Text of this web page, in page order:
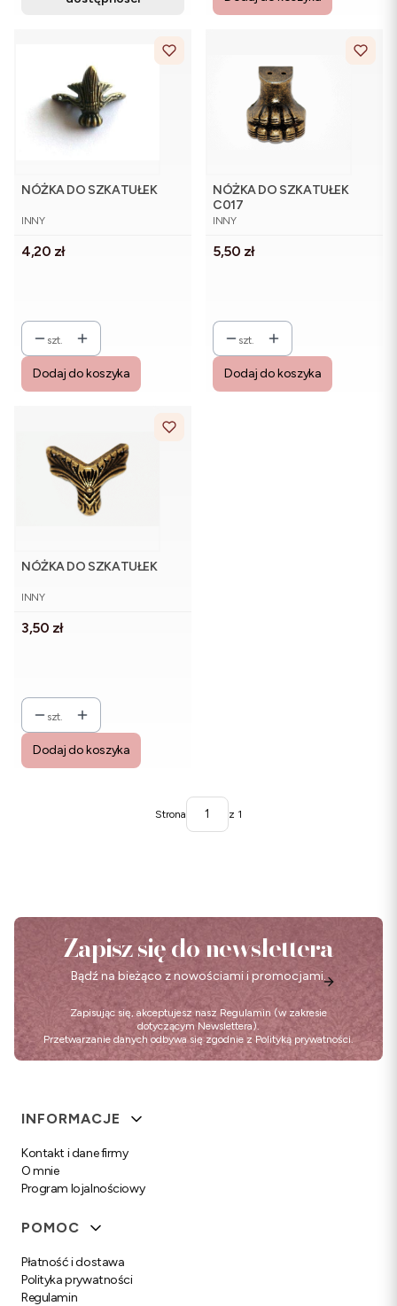
NÓŻKA DO SZKATUŁEK
PRODUCENT
INNY
Cena
4,20 zł
szt.
Dodaj do koszyka
NÓŻKA DO SZKATUŁEK
C017
PRODUCENT
INNY
Cena
5,50 zł
szt.
Dodaj do koszyka
NÓŻKA DO SZKATUŁEK
PRODUCENT
INNY
Cena
3,50 zł
szt.
Dodaj do koszyka
Strona z 1
Zapisz się do newslettera
Bądź na bieżąco z nowościami i promocjami.
Zapisując się, akceptujesz nasz Regulamin (w zakresie
dotyczącym Newslettera).
Przetwarzanie danych odbywa się zgodnie z Polityką prywatności.
Linki w stopce
INFORMACJE
Kontakt i dane firmy
O mnie
Program lojalnościowy
POMOC
Płatność i dostawa
Polityka prywatności
Regulamin